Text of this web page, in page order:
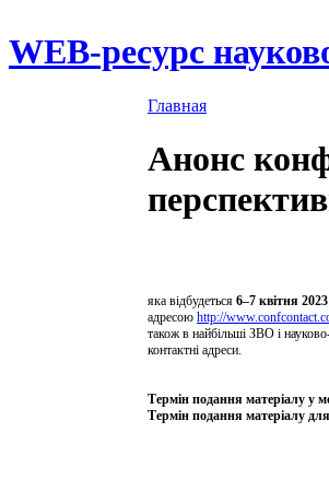
WEB-ресурс
Главная
Анонс
яка відбудеться 6–7 квітня
адресою http://
також в найбільші ЗВО і
контактні адреси.
Термін подання матеріалу у
Термін подання матеріалу